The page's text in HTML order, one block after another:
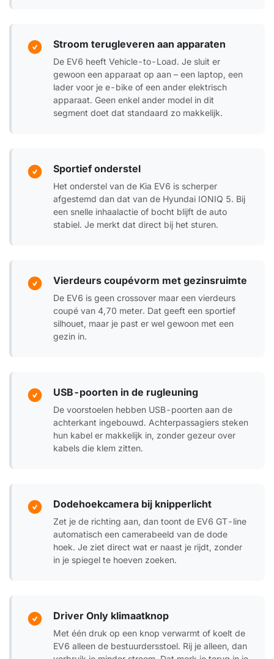
Stroom terugleveren aan apparaten
De EV6 heeft Vehicle-to-Load. Je sluit er
gewoon een apparaat op aan – een laptop, een
lader voor je e-bike of een ander elektrisch
apparaat. Geen enkel ander model in dit
segment doet dat standaard zo makkelijk.
Sportief onderstel
Het onderstel van de Kia EV6 is scherper
afgestemd dan dat van de Hyundai IONIQ 5. Bij
een snelle inhaalactie of bocht blijft de auto
stabiel. Je merkt dat direct bij het sturen.
Vierdeurs coupévorm met gezinsruimte
De EV6 is geen crossover maar een vierdeurs
coupé van 4,70 meter. Dat geeft een sportief
silhouet, maar je past er wel gewoon met een
gezin in.
USB-poorten in de rugleuning
De voorstoelen hebben USB-poorten aan de
achterkant ingebouwd. Achterpassagiers steken
hun kabel er makkelijk in, zonder gezeur over
kabels die klem zitten.
Dodehoekcamera bij knipperlicht
Zet je de richting aan, dan toont de EV6 GT-line
automatisch een camerabeeld van de dode
hoek. Je ziet direct wat er naast je rijdt, zonder
in je spiegel te hoeven zoeken.
Driver Only klimaatknop
Met één druk op een knop verwarmt of koelt de
EV6 alleen de bestuurdersstoel. Rij je alleen, dan